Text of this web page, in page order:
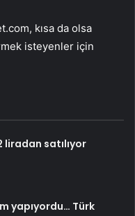
kısa da olsa
isteyenler için
satılıyor
yapıyordu… Türk